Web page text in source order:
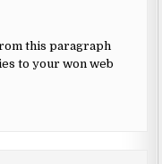
this paragraph
to your won web